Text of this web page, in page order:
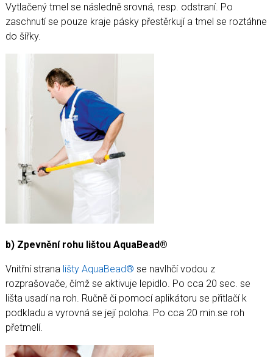
Vytlačený tmel se následně srovná, resp. odstraní. Po
zaschnutí se pouze kraje pásky přestěrkují a tmel se roztáhne
do šířky.
b) Zpevnění rohu lištou AquaBead®
Vnitřní strana lišty AquaBead® se navlhčí vodou z
rozprašovače, čímž se aktivuje lepidlo. Po cca 20 sec. se
lišta usadí na roh. Ručně či pomocí aplikátoru se přitlačí k
podkladu a vyrovná se její poloha. Po cca 20 min.se roh
přetmelí.